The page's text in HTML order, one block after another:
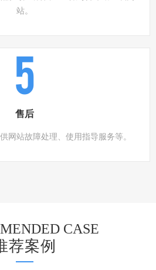
站。
5
售后
网站故障处理、使用指导服务等。
CASE
荐案例